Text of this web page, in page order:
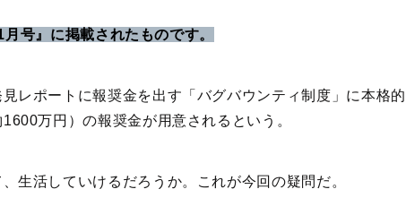
号』に掲載されたものです。
レポートに報奨金を出す「バグバウンティ制度」に本格的
万円）の報奨金が用意されるという。
生活していけるだろうか。これが今回の疑問だ。